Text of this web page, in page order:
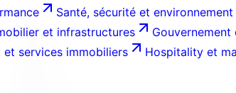
Santé, sécurité et environnement
et infrastructures
et services immobiliers Hospitality et